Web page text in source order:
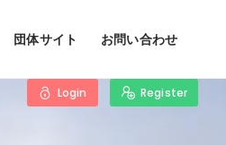
団体サイト お問い合わせ
Login Register